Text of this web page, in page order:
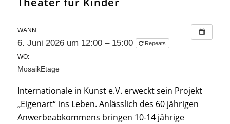
WANN:
6. Juni 2026 um 12:00 – 15:00 Repeats
WO:
MosaikEtage
Internationale in Kunst e.V. erweckt sein Projekt
„Eigenart“ ins Leben. Anlässlich des 60 jährigen
Anwerbeabkommens bringen 10-14 jährige